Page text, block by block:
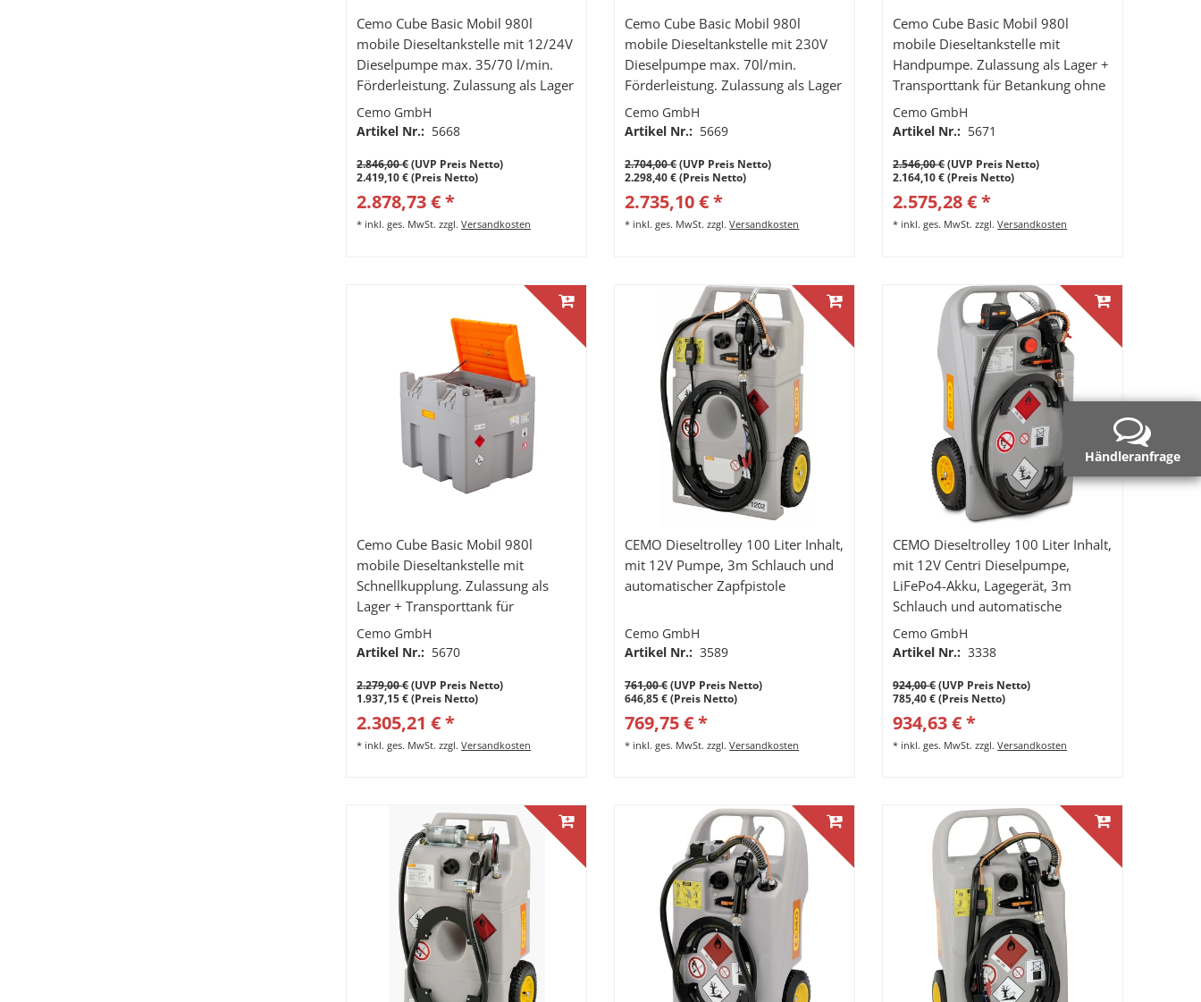
Händleranfrage
Cemo Cube Basic Mobil 980l
mobile Dieseltankstelle mit 12/24V
Dieselpumpe max. 35/70 l/min.
Förderleistung. Zulassung als Lager
+ Transporttank, 4m
Abfüllschlauch, automatisches
Cemo GmbH
Artikel Nr.: 5668
2.846,00 €(UVP Preis Netto)
2.419,10 € (Preis Netto)
2.878,73 € *
* inkl. ges. MwSt. zzgl.Versandkosten
Cemo Cube Basic Mobil 980l
mobile Dieseltankstelle mit 230V
Dieselpumpe max. 70l/min.
Förderleistung. Zulassung als Lager
+ Transporttank, 4m
Abfüllschlauch, automatisches
Cemo GmbH
Artikel Nr.: 5669
2.704,00 €(UVP Preis Netto)
2.298,40 € (Preis Netto)
2.735,10 € *
* inkl. ges. MwSt. zzgl.Versandkosten
Cemo Cube Basic Mobil 980l
mobile Dieseltankstelle mit
Handpumpe. Zulassung als Lager +
Transporttank für Betankung ohne
Strom z.B. Blackout.
Cemo GmbH
Artikel Nr.: 5671
2.546,00 €(UVP Preis Netto)
2.164,10 € (Preis Netto)
2.575,28 € *
* inkl. ges. MwSt. zzgl.Versandkosten
Cemo Cube Basic Mobil 980l
mobile Dieseltankstelle mit
Schnellkupplung. Zulassung als
Lager + Transporttank für
Baustellenbetankung.
Cemo GmbH
Artikel Nr.: 5670
2.279,00 €(UVP Preis Netto)
1.937,15 € (Preis Netto)
2.305,21 € *
* inkl. ges. MwSt. zzgl.Versandkosten
CEMO Dieseltrolley 100 Liter Inhalt,
mit 12V Pumpe, 3m Schlauch und
automatischer Zapfpistole
Cemo GmbH
Artikel Nr.: 3589
761,00 €(UVP Preis Netto)
646,85 € (Preis Netto)
769,75 € *
* inkl. ges. MwSt. zzgl.Versandkosten
CEMO Dieseltrolley 100 Liter Inhalt,
mit 12V Centri Dieselpumpe,
LiFePo4-Akku, Lagegerät, 3m
Schlauch und automatische
Zapfpistole
Cemo GmbH
Artikel Nr.: 3338
924,00 €(UVP Preis Netto)
785,40 € (Preis Netto)
934,63 € *
* inkl. ges. MwSt. zzgl.Versandkosten